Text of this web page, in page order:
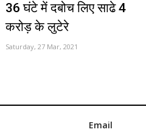
36 घंटे में दबोच लिए साढे 4
करोड़ के लुटेरे
Saturday, 27 Mar, 2021
Email